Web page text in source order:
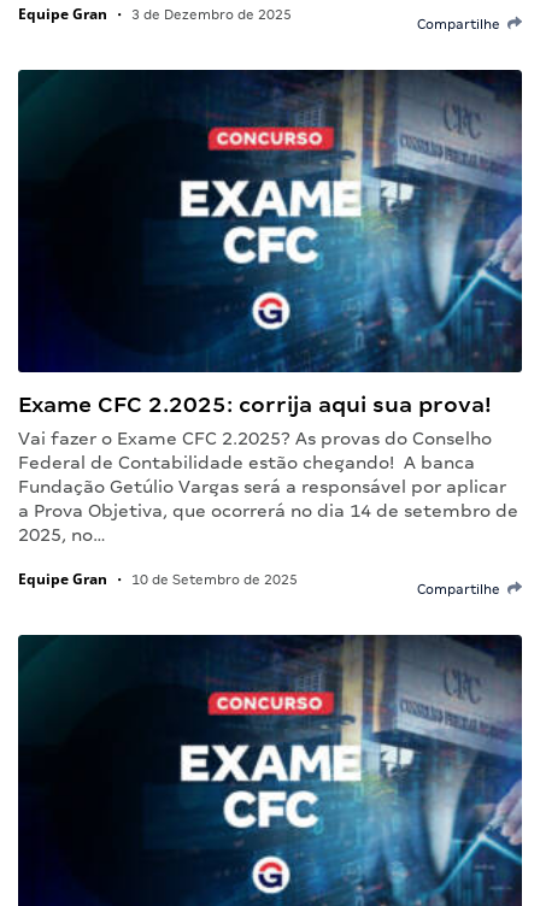
Equipe Gran • 3 de Dezembro de 2025
Compartilhe
Exame CFC 2.2025: corrija aqui sua prova!
Vai fazer o Exame CFC 2.2025? As provas do Conselho
Federal de Contabilidade estão chegando! A banca
Fundação Getúlio Vargas será a responsável por aplicar
a Prova Objetiva, que ocorrerá no dia 14 de setembro de
2025, no…
Equipe Gran • 10 de Setembro de 2025
Compartilhe